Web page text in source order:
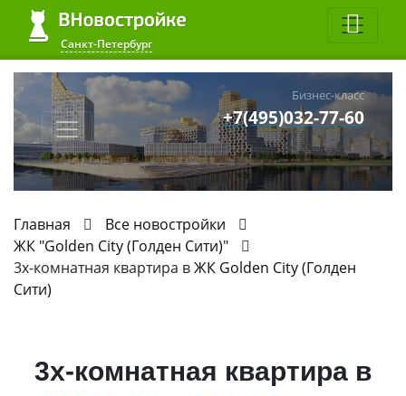
Санкт-Петербург
Бизнес-класс
+7(495)032-77-60
Главная
Все новостройки
ЖК "Golden City (Голден Сити)"
3х-комнатная квартира вЖК Golden City (Голден
Сити)
3х-комнатная квартира в